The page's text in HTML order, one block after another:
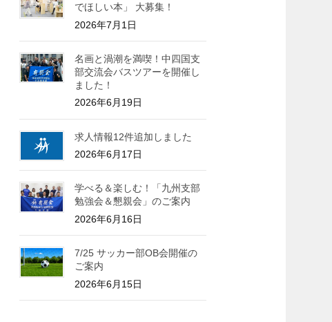
でほしい本」 大募集！
2026年7月1日
名画と渦潮を満喫！中四国支
部交流会バスツアーを開催し
ました！
2026年6月19日
求人情報12件追加しました
2026年6月17日
学べる＆楽しむ！「九州支部
勉強会＆懇親会」のご案内
2026年6月16日
7/25 サッカー部OB会開催の
ご案内
2026年6月15日